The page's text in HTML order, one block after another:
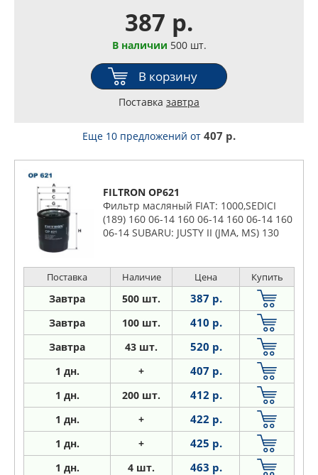
387 р.
В наличии 500 шт.
В корзину
Поставка завтра
Еще 10 предложений от 407 р.
FILTRON OP621
Фильтр масляный FIAT: 1000,SEDICI
(189) 160 06-14 160 06-14 160 06-14 160
06-14 SUBARU: JUSTY II (JMA, MS) 130
Поставка Наличие Цена Купить
Завтра 500 шт. 387 р.
Завтра 100 шт. 410 р.
Завтра 43 шт. 520 р.
1 дн. + 407 р.
1 дн. 200 шт. 412 р.
1 дн. + 422 р.
1 дн. + 425 р.
1 дн. 4 шт. 463 р.